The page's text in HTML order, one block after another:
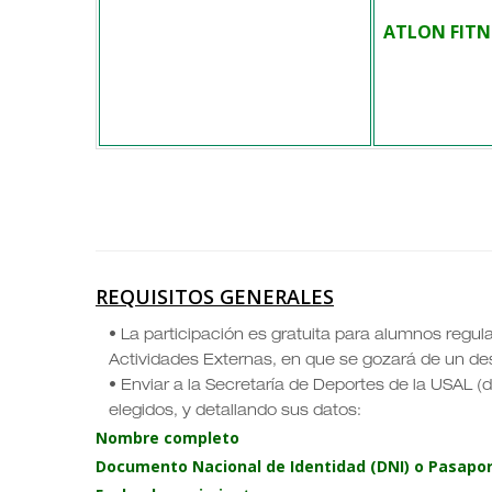
ATLON
REQUISITOS GENERALES
• La participación es gratuita para alumnos
Actividades Externas, en que se gozará de un
• Enviar a la Secretaría de Deportes de la USAL
elegidos, y detallando sus datos:
Nombre completo
Documento Nacional de Identidad (DNI) o